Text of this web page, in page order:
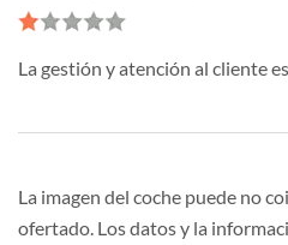
La gestión y atención al cliente
La imagen del coche puede no
ofertado. Los datos y la